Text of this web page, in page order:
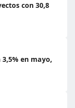
con 30,8
en mayo,